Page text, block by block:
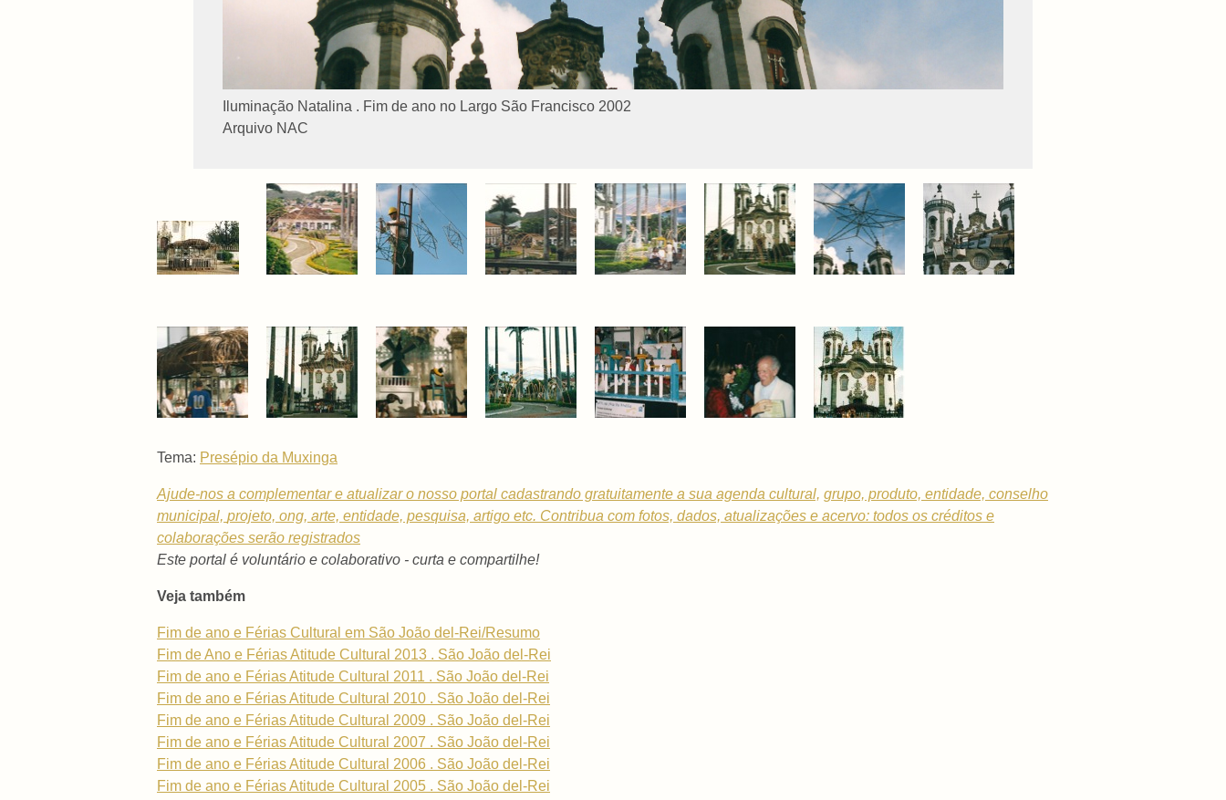
Iluminação Natalina . Fim de ano no Largo São Francisco 2002
Arquivo NAC
Tema: Presépio da Muxinga
Ajude-nos a complementar e atualizar o nosso portal cadastrando gratuitamente a sua agenda cultural, grupo, produto, entidade, conselho
municipal, projeto, ong, arte, entidade, pesquisa, artigo etc. Contribua com fotos, dados, atualizações e acervo: todos os créditos e
colaborações serão registrados
Este portal é voluntário e colaborativo - curta e compartilhe!
Veja também
Fim de ano e Férias Cultural em São João del-Rei/Resumo
Fim de Ano e Férias Atitude Cultural 2013 . São João del-Rei
Fim de ano e Férias Atitude Cultural 2011 . São João del-Rei
Fim de ano e Férias Atitude Cultural 2010 . São João del-Rei
Fim de ano e Férias Atitude Cultural 2009 . São João del-Rei
Fim de ano e Férias Atitude Cultural 2007 . São João del-Rei
Fim de ano e Férias Atitude Cultural 2006 . São João del-Rei
Fim de ano e Férias Atitude Cultural 2005 . São João del-Rei